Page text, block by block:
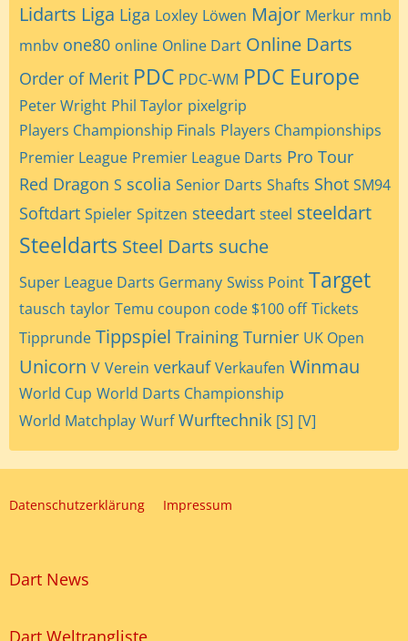
Lidarts Liga Liga Loxley Löwen Major Merkur mnb
mnbv one80 online Online Dart Online Darts
Order of Merit PDC PDC-WM PDC Europe
Peter Wright Phil Taylor pixelgrip
Players Championship Finals Players Championships
Premier League Premier League Darts Pro Tour
Red Dragon S scolia Senior Darts Shafts Shot SM94
Softdart Spieler Spitzen steedart steel steeldart
Steeldarts Steel Darts suche
Super League Darts Germany Swiss Point Target
tausch taylor Temu coupon code $100 off Tickets
Tipprunde Tippspiel Training Turnier UK Open
Unicorn V Verein verkauf Verkaufen Winmau
World Cup World Darts Championship
World Matchplay Wurf Wurftechnik [S] [V]
Datenschutzerklärung Impressum
Dart News
Dart Weltrangliste